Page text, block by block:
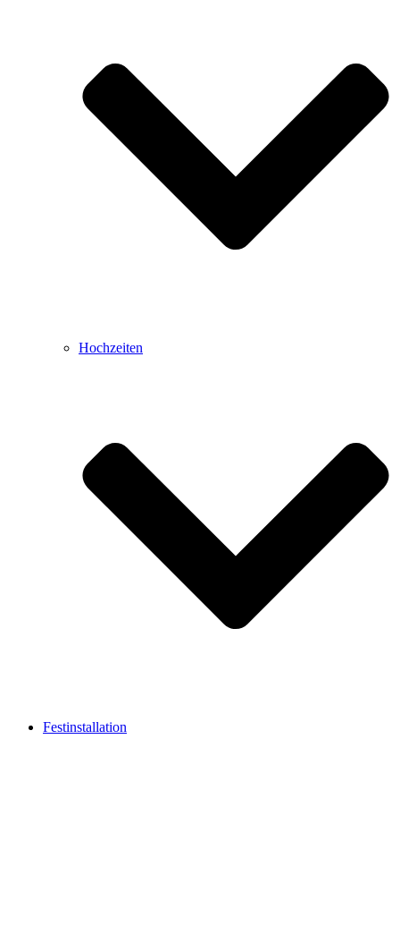
Hochzeiten
Festinstallation